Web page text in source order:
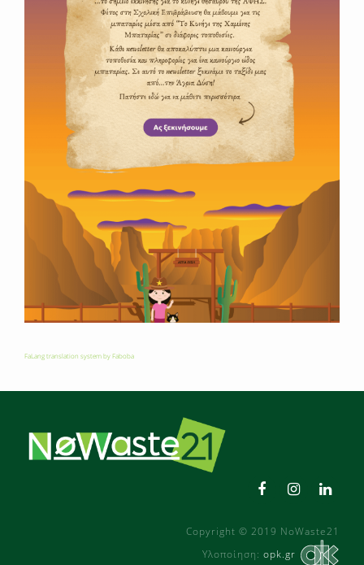
FaLang translation system by Faboba
Copyright © 2019 NoWaste21
Υλοποίηση: opk.gr